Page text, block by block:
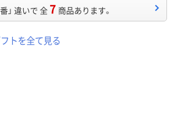
」 違いで 全7 商品あります。
トを全て見る